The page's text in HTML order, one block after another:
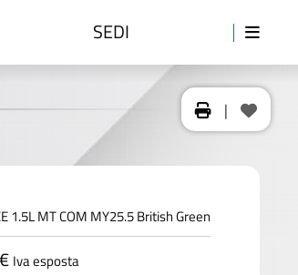
SEDI
|
1.5L MT COM MY25.5 British Green
Iva esposta